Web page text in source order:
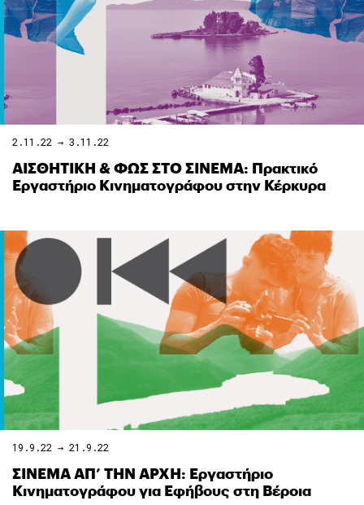
2.11.22 → 3.11.22
ΑΙΣΘΗΤΙΚΗ & ΦΩΣ ΣΤΟ ΣΙΝΕΜΑ: Πρακτικό
Εργαστήριο Κινηματογράφου στην Κέρκυρα
19.9.22 → 21.9.22
ΣΙΝΕΜΑ ΑΠ’ ΤΗΝ ΑΡΧΗ: Εργαστήριο
Κινηματογράφου για Εφήβους στη Βέροια